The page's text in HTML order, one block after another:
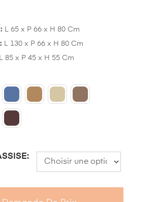
L 65 x P 66 x H 80 Cm
L 130 x P 66 x H 80 Cm
L 85 x P 45 x H 55 Cm